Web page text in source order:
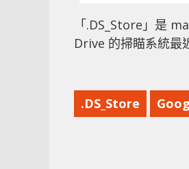
「.DS_Store」是
Drive 的掃瞄系統最
.DS_Store